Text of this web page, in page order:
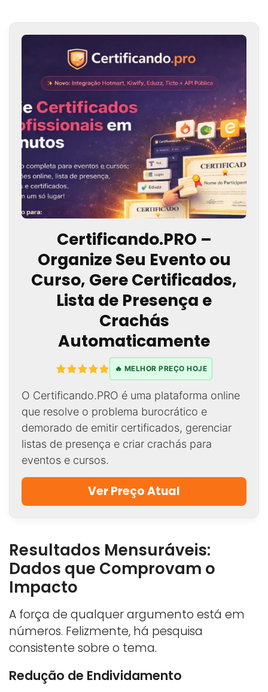
Certificando.PRO –
Organize Seu Evento ou
Curso, Gere Certificados,
Lista de Presença e
Crachás
Automaticamente
🔥 MELHOR PREÇO HOJE
O Certificando.PRO é uma plataforma online
que resolve o problema burocrático e
demorado de emitir certificados, gerenciar
listas de presença e criar crachás para
eventos e cursos.
Ver Preço Atual
Resultados Mensuráveis:
Dados que Comprovam o
Impacto
A força de qualquer argumento está em
números. Felizmente, há pesquisa
consistente sobre o tema.
Redução de Endividamento